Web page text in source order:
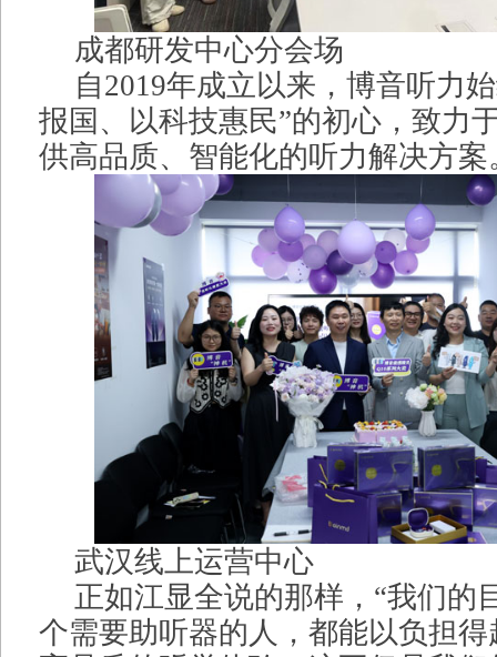
成都研发中心分会场
自2019年成立以来，博音听力
报国、以科技惠民”的初心，致力
供高品质、智能化的听力解决方案
武汉线上运营中心
正如江显全说的那样，“我们的
个需要助听器的人，都能以负担